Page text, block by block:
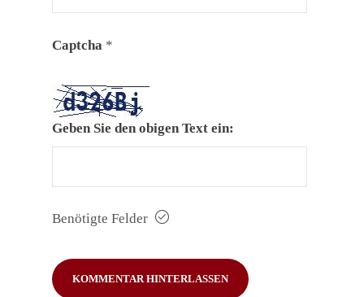
Captcha *
Geben Sie den obigen Text ein:
Benötigte Felder